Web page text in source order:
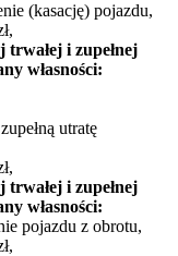
(kasację) pojazdu,
i zupełnej
własności:
utratę
i zupełnej
własności:
pojazdu z obrotu,